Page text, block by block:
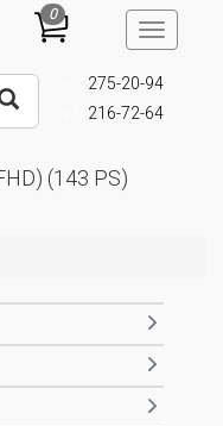
Toggle
0
275-20-94
216-72-64
(143 PS)